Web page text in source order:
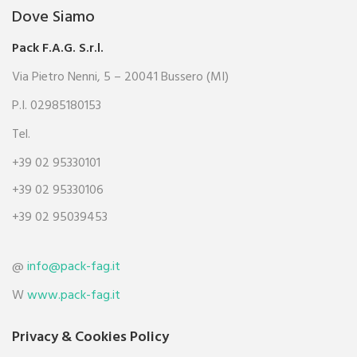
Dove Siamo
Pack F.A.G. S.r.l.
Via Pietro Nenni, 5 – 20041 Bussero (MI)
P.I. 02985180153
Tel.
+39 02 95330101
+39 02 95330106
+39 02 95039453
@info@pack-fag.it
Wwww.pack-fag.it
Privacy & Cookies Policy